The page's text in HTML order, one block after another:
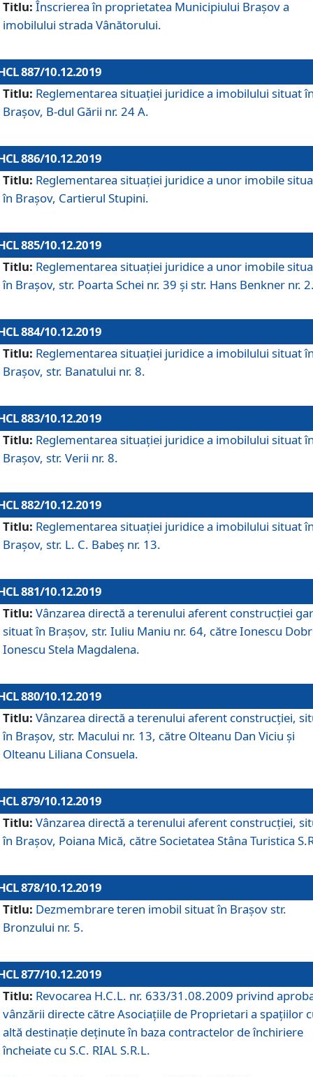
Titlu: Înscrierea în proprietatea Municipiului Braşov a
imobilului strada Vânătorului.
887/10.12.2019
Titlu: Reglementarea situației juridice a imobilului situat
Brașov, B-dul Gării nr. 24 A.
886/10.12.2019
Titlu: Reglementarea situaţiei juridice a unor imobile
în Braşov, Cartierul Stupini.
885/10.12.2019
Titlu: Reglementarea situației juridice a unor imobile
în Brașov, str. Poarta Schei nr. 39 și str. Hans Benkner nr.
884/10.12.2019
Titlu: Reglementarea situației juridice a imobilului situat
Brașov, str. Banatului nr. 8.
883/10.12.2019
Titlu: Reglementarea situației juridice a imobilului situat
Brașov, str. Verii nr. 8.
882/10.12.2019
Titlu: Reglementarea situației juridice a imobilului situat
Brașov, str. L. C. Babeș nr. 13.
881/10.12.2019
Titlu: Vânzarea directă a terenului aferent construcției
situat în Brașov, str. Iuliu Maniu nr. 64, către Ionescu
Ionescu Stela Magdalena.
880/10.12.2019
Titlu: Vânzarea directă a terenului aferent construcției,
în Brașov, str. Macului nr. 13, către Olteanu Dan Viciu și
Olteanu Liliana Consuela.
879/10.12.2019
Titlu: Vânzarea directă a terenului aferent construcției,
în Brașov, Poiana Mică, către Societatea Stâna Turistica
878/10.12.2019
Titlu: Dezmembrare teren imobil situat în Brașov str.
Bronzului nr. 5.
877/10.12.2019
Titlu: Revocarea H.C.L. nr. 633/31.08.2009 privind
vânzării directe către Asociațiile de Proprietari a spațiilor
altă destinație deținute în baza contractelor de închiriere
încheiate cu S.C. RIAL S.R.L.